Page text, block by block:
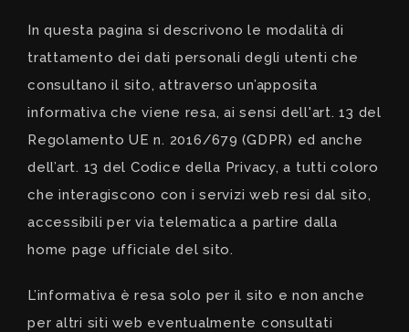
In questa pagina si descrivono le modalità di
trattamento dei dati personali degli utenti che
consultano il sito, attraverso un’apposita
informativa che viene resa, ai sensi dell'art. 13 del
Regolamento UE n. 2016/679 (GDPR) ed anche
dell’art. 13 del Codice della Privacy, a tutti coloro
che interagiscono con i servizi web resi dal sito,
accessibili per via telematica a partire dalla
home page ufficiale del sito.
L’informativa è resa solo per il sito e non anche
per altri siti web eventualmente consultati